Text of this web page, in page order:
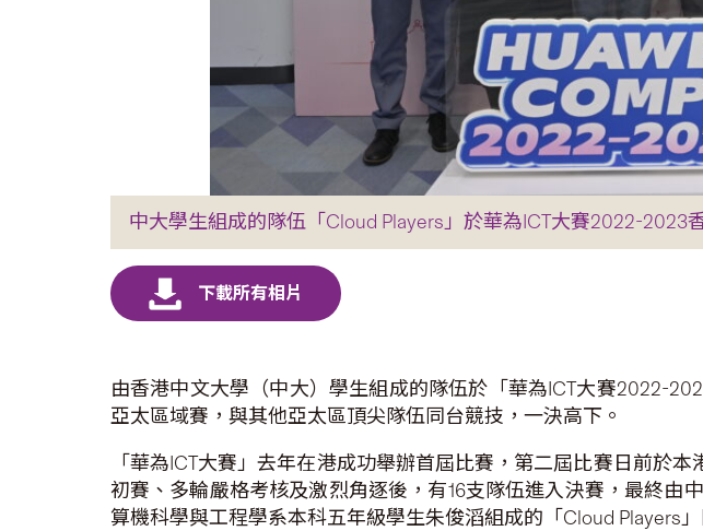
中大學生組成的隊伍「Cloud Players」於華為ICT大賽2022-2023
由香港中文大學（中大）學生組成的隊伍於「華為ICT大賽2022-
亞太區域賽，與其他亞太區頂尖隊伍同台競技，一決高下。
「華為ICT大賽」去年在港成功舉辦首屆比賽，第二屆比賽日前於
初賽、多輪嚴格考核及激烈角逐後，有16支隊伍進入決賽，最終
算機科學與工程學系本科五年級學生朱俊滔組成的「Cloud Players